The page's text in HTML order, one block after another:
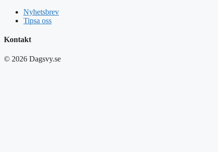
Nyhetsbrev
Tipsa oss
Kontakt
© 2026 Dagsvy.se